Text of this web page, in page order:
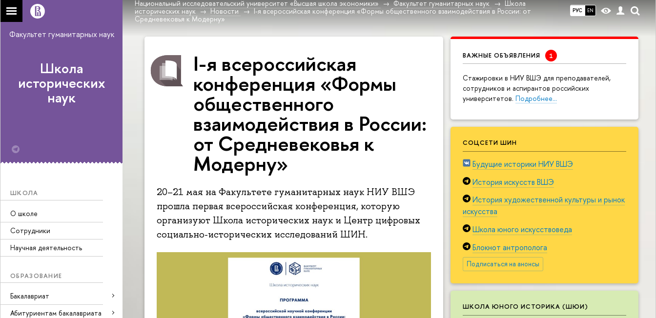
РУС EN
Национальный исследовательский университет «Высшая школа экономики» Факультет гуманитарных наук
Школа
исторических наук
Новости
I-я всероссийская конференция «Формы общественного взаимодействия в России: от
Средневековья к Модерну»
Факультет гуманитарных наук
Школа
исторических
наук
ШКОЛА
О школе
Сотрудники
Научная деятельность
ОБРАЗОВАНИЕ
Бакалавриат
Абитуриентам бакалавриата
ВАЖНЫЕ ОБЪЯВЛЕНИЯ
Cтажировки в НИУ ВШЭ для преподавателей,
сотрудников и аспирантов российских
университетов. Подробнее…
СОЦСЕТИ ШИН
Будущие историки НИУ ВШЭ
История искусств ВШЭ
История художественной культуры и рынок
искусства
Школа юного искусствоведа
Блокнот антрополога
Подписаться на анонсы
ШКОЛА ЮНОГО ИСТОРИКА (ШЮИ)
I-я всероссийская
конференция «Формы
общественного
взаимодействия в России:
от Средневековья к
Модерну»
20–21 мая на Факультете гуманитарных наук НИУ ВШЭ
прошла первая всероссийская конференция, которую
организуют Школа исторических наук и Центр цифровых
социально-исторических исследований ШИН.